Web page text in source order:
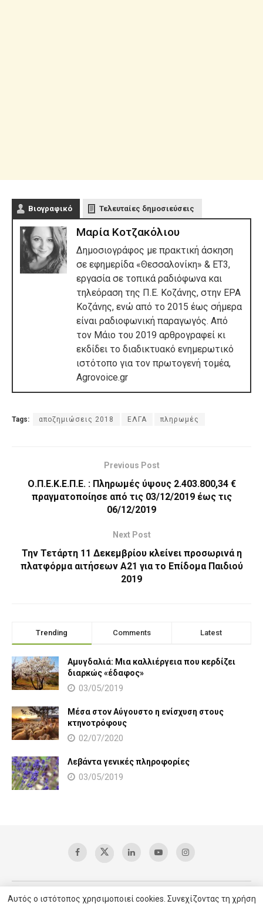
Βιογραφικό Τελευταίες δημοσιεύσεις
Μαρία Κοτζακόλιου
Δημοσιογράφος με πρακτική άσκηση
σε εφημερίδα «Θεσσαλονίκη» & ΕΤ3,
εργασία σε τοπικά ραδιόφωνα και
τηλεόραση της Π.Ε. Κοζάνης, στην ΕΡΑ
Κοζάνης, ενώ από το 2015 έως σήμερα
είναι ραδιοφωνική παραγωγός. Από
τον Μάιο του 2019 αρθρογραφεί κι
εκδίδει το διαδικτυακό ενημερωτικό
ιστότοπο για τον πρωτογενή τομέα,
Agrovoice.gr
Tags: αποζημιώσεις 2018 ΕΛΓΑ πληρωμές
Previous Post
Ο.Π.Ε.Κ.Ε.Π.Ε. : Πληρωμές ύψους 2.403.800,34 €
πραγματοποίησε από τις 03/12/2019 έως τις
06/12/2019
Next Post
Την Τετάρτη 11 Δεκεμβρίου κλείνει προσωρινά η
πλατφόρμα αιτήσεων Α21 για το Επίδομα Παιδιού
2019
Trending Comments Latest
Αμυγδαλιά: Μια καλλιέργεια που κερδίζει
διαρκώς «έδαφος»
03/05/2019
Μέσα στον Αύγουστο η ενίσχυση στους
κτηνοτρόφους
02/07/2020
Λεβάντα γενικές πληροφορίες
03/05/2019
Αυτός ο ιστότοπος χρησιμοποιεί cookies. Συνεχίζοντας τη χρήση